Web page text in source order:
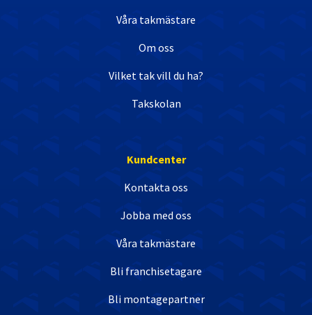
Våra takmästare
Om oss
Vilket tak vill du ha?
Takskolan
Kundcenter
Kontakta oss
Jobba med oss
Våra takmästare
Bli franchisetagare
Bli montagepartner